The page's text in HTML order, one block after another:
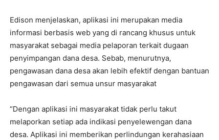
Edison menjelaskan, aplikasi ini merupakan media
informasi berbasis web yang di rancang khusus untuk
masyarakat sebagai media pelaporan terkait dugaan
penyimpangan dana desa. Sebab, menurutnya,
pengawasan dana desa akan lebih efektif dengan bantuan
pengawasan dari semua unsur masyarakat
“Dengan aplikasi ini masyarakat tidak perlu takut
melaporkan setiap ada indikasi penyelewengan dana
desa. Aplikasi ini memberikan perlindungan kerahasiaan